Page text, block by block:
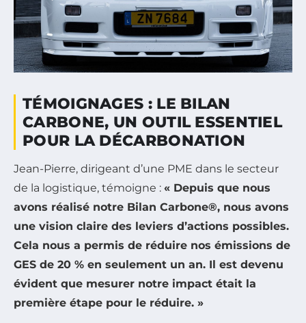
TÉMOIGNAGES : LE BILAN
CARBONE, UN OUTIL ESSENTIEL
POUR LA DÉCARBONATION
Jean-Pierre, dirigeant d’une PME dans le secteur
de la logistique, témoigne : « Depuis que nous
avons réalisé notre Bilan Carbone®, nous avons
une vision claire des leviers d’actions possibles.
Cela nous a permis de réduire nos émissions de
GES de 20 % en seulement un an. Il est devenu
évident que mesurer notre impact était la
première étape pour le réduire. »